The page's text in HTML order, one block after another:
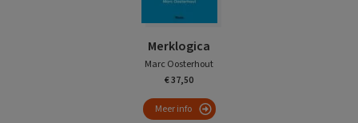
Merklogica
Marc Oosterhout
€ 37,50
Meer info